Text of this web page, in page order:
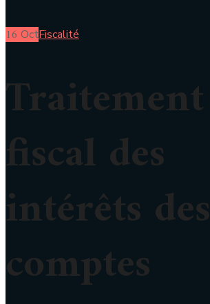
16 OctFiscalité
Traitement
fiscal des
intérêts des
comptes